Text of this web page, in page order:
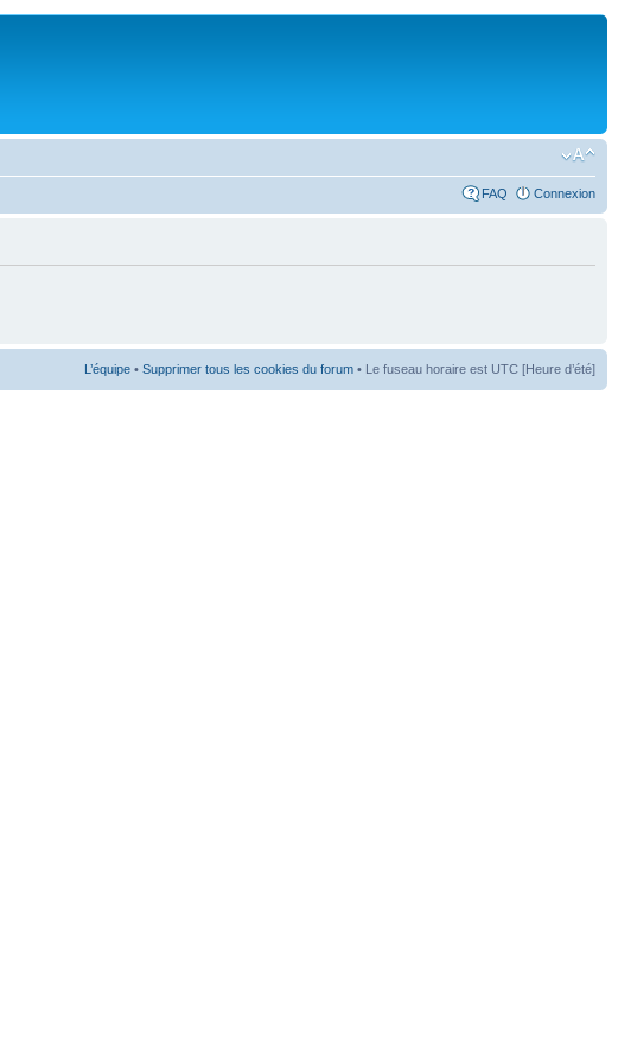
FAQ Connexion
L’équipe • Supprimer tous les cookies du forum • Le fuseau horaire est UTC [Heure d’été]